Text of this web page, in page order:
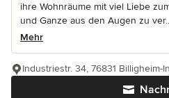
ihre Wohnräume mit viel Liebe
und Ganze aus den Augen zu
Mehr
Industriestr. 34, 76831 Billigheim-